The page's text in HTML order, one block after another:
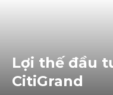
Lợi thế đầu
CitiGrand